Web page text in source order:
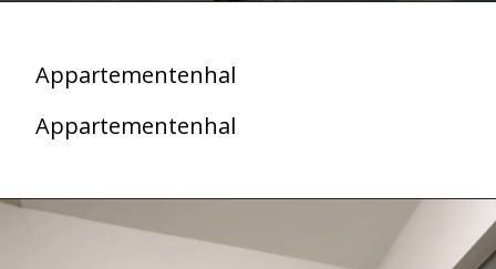
Appartementenhal
Appartementenhal